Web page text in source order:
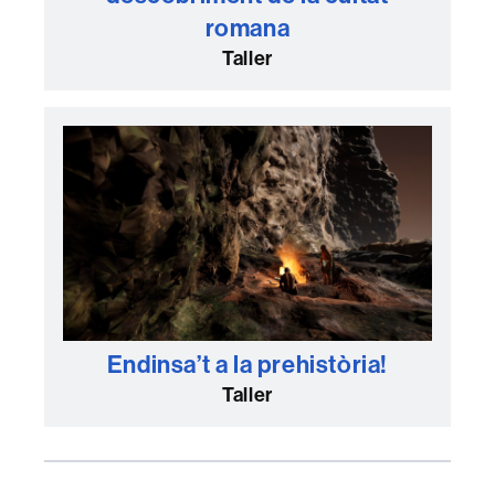
romana
Taller
Endinsa’t a la prehistòria!
Taller